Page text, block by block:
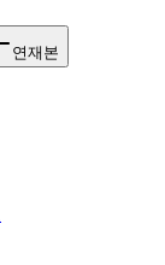
연재본